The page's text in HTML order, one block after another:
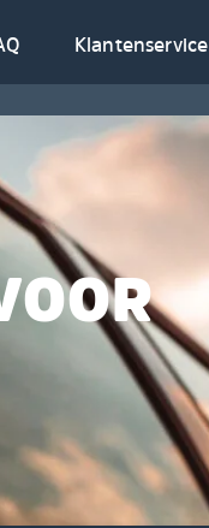
Klantenservice